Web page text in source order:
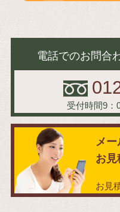
電話でのお問合
受付時間9：
メー
お見
お見